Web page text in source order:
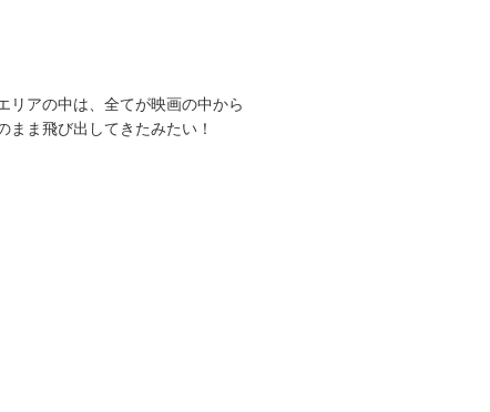
リアの中は、全てが映画の中から
まま飛び出してきたみたい！